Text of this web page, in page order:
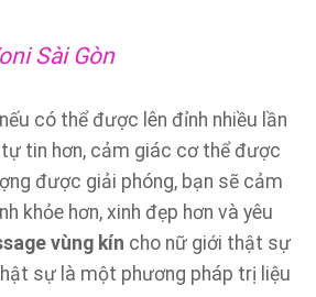
Sài Gòn
có thể được lên đỉnh nhiều lần
tin hơn, cảm giác cơ thể được
được giải phóng, bạn sẽ cảm
khỏe hơn, xinh đẹp hơn và yêu
vùng kín cho nữ giới thật sự
sự là một phương pháp trị liệu